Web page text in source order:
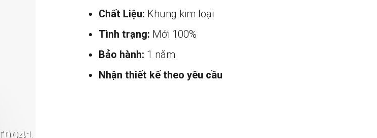
Chất Liệu: Khung kim loại
Tình trạng: Mới 100%
Bảo hành: 1 năm
Nhận thiết kế theo yêu cầu